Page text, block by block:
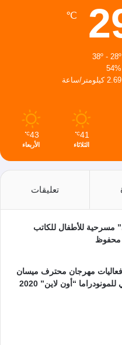
℃
38º - 28º
54%
2.69 كيلومتر/ساعة
41
℃
الثلاثاء
43
℃
الأربعاء
تعليقات
مسرحية للأطفال للكاتب
محفوظ
فعاليات مهرجان محترف ميسان
المسرحي الدولي للمونودراما “أون لاين” 2020